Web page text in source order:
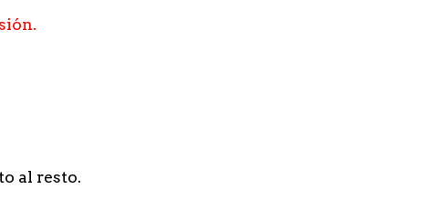
al resto.